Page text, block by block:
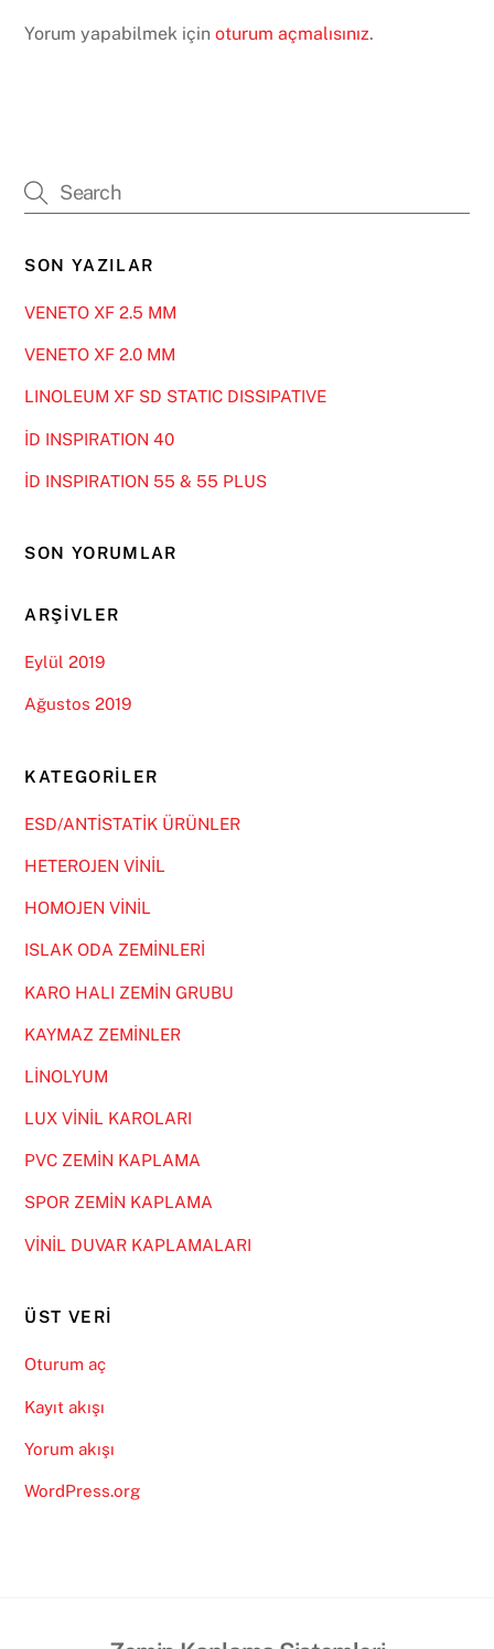
Yorum yapabilmek içinoturum açmalısınız.
SON YAZILAR
VENETO XF 2.5 MM
VENETO XF 2.0 MM
LINOLEUM XF SD STATIC DISSIPATIVE
İD INSPIRATION 40
İD INSPIRATION 55 & 55 PLUS
SON YORUMLAR
ARŞIVLER
Eylül 2019
Ağustos 2019
KATEGORILER
ESD/ANTİSTATİK ÜRÜNLER
HETEROJEN VİNİL
HOMOJEN VİNİL
ISLAK ODA ZEMİNLERİ
KARO HALI ZEMİN GRUBU
KAYMAZ ZEMİNLER
LİNOLYUM
LUX VİNİL KAROLARI
PVC ZEMİN KAPLAMA
SPOR ZEMİN KAPLAMA
VİNİL DUVAR KAPLAMALARI
ÜST VERI
Oturum aç
Kayıt akışı
Yorum akışı
WordPress.org